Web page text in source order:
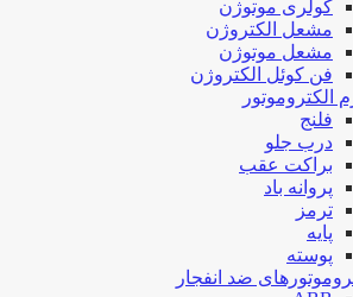
کولری موتوژن
مشعل الکتروژن
مشعل موتوژن
فن کوئل الکتروژن
الکتروموتور
فلنج
درب جلو
براکت عقب
پروانه باد
ترمز
پایه
پوسته
ضد انفجار